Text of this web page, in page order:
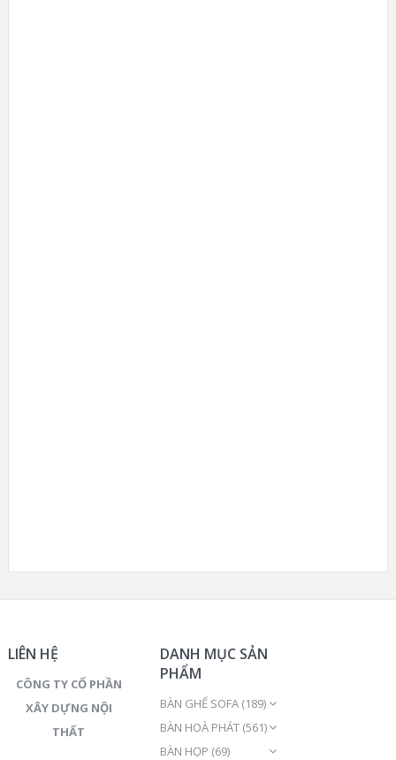
LIÊN HỆ
CÔNG TY CỔ PHẦN
XÂY DỰNG NỘI
THẤT
DANH MỤC SẢN
PHẨM
BÀN GHẾ SOFA (189)
BÀN HOÀ PHÁT (561)
BÀN HỌP (69)